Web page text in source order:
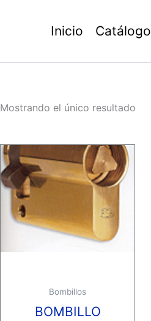
Inicio Catálogo
Mostrando el único resultado
Bombillos
BOMBILLO